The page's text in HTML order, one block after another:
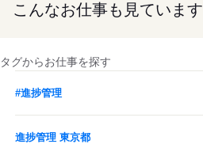
こんなお仕事も見ています
タグからお仕事を探す
#進捗管理
進捗管理 東京都